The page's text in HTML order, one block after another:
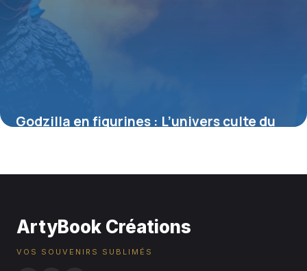
Godzilla en figurines : L’univers culte du
ArtyBook Créations
VOS SOUVENIRS SUBLIMÉS